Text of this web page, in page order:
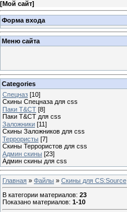
[Мой сайт]
Форма входа
Меню сайта
Categories
Спецназ [10]
Скины Спецназа для css
Паки T&CT [8]
Паки T&CT для css
Заложники [11]
Скины Заложников для css
Террористы [7]
Скины Террористов для css
Админ скины [23]
Админ скины для css
Главная » Файлы » Скины для CS:Source
В категории материалов: 23
Показано материалов: 1-10